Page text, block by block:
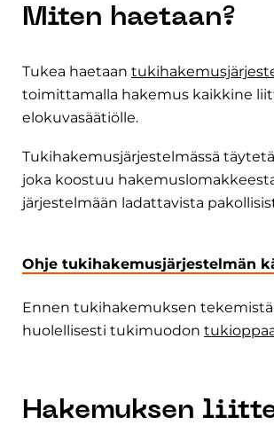
Miten haetaan?
Tukea haetaan
toimittamalla hakemus kaikkine
elokuvasäätiölle.
Tukihakemusjärjestelmässä
joka koostuu
järjestelmään ladattavista
Ohje tukihakemusjärjestelmän
Ennen tukihakemuksen
huolellisesti tukimuodon
Hakemuksen